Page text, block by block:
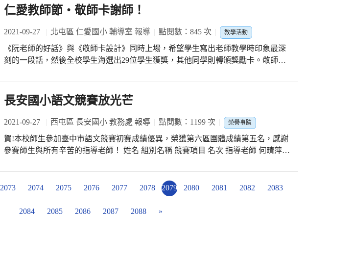
「得獎學生大合照」活動，有請校長、家長會長及志工隊長上場給得獎學生加油打
氣，擺出各種不同姿勢，學生樂透了！ 仁愛大家長施校長表示：因為防疫的關係，
連學生朝會都改在各班教室進行，所以今年的教師節敬師活動低調再低調，所有動
態的社團展演全部暫緩，但也有充滿寧謐溫馨的一面，謝謝大家的協助配合，在此
祝福大家：教師節快樂！
仁愛教師節‧敬師卡謝師！
2021-09-27 北屯區 仁愛國小 輔導室 報導 點閱數：845 次 教學活動
《阮老師的好話》與《敬師卡設計》同時上場，希望學生寫出老師教學時印象最深
刻的一段話，然後全校學生海選出29位學生獲獎，其他同學則轉頒獎勵卡。敬師卡
氛，讓學生從想像與實際塗鴉中學習，讓教師節活動更有尊師重道的感覺。 三年一
班的敬師卡創作最多同學得獎，榮獲桂冠的楊同學表示：感謝老師的鼓勵和指導，
全班都很投入教師節各項活動，也都認真完成，大家都期待能獲獎，祝老師，教師
節快樂！ 輔導組趕在教師節前夕完成布置工作，希望透過靜態情境布置炒熱氣氛，
讓全校師生更有感，全校師生都有感了！
長安國小語文競賽放光芒
2021-09-27 西屯區 長安國小 教務處 報導 點閱數：1199 次 榮譽事蹟
賀!本校師生參加臺中市語文競賽初賽成績優異，榮獲第六區團體成績第五名，感謝
參賽師生與所有辛苦的指導老師！ 姓名 組別名稱 競賽項目 名次 指導老師 何晴萍
小學生組 國語字音字形 第三名 黃郁青 郭秉翰 國小學生組 國語朗讀 第四名 林貞伶
謝絜宇 國小學生組 閩南語朗讀 第四名 鄭婉菁 魏希承 國小學生組 作文 第四名 蕭朝
2073 2074 2075 2076 2077 2078 2079 2080 2081 2082 2083
2084 2085 2086 2087 2088 »